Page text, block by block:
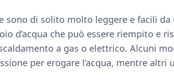
sono di solito molto leggere e facili
d’acqua che può essere riempito e
a gas o elettrico. Alcuni
per erogare l’acqua, mentre altri